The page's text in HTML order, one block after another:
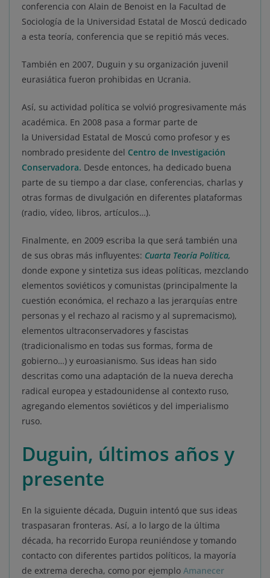
conferencia con Alain de Benoist en la Facultad de
Sociología de la Universidad Estatal de Moscú dedicado
a esta teoría, conferencia que se repitió más veces.
También en 2007, Duguin y su organización juvenil
eurasiática fueron prohibidas en Ucrania.
Así, su actividad política se volvió progresivamente más
académica. En 2008 pasa a formar parte de
la Universidad Estatal de Moscú como profesor y es
nombrado presidente del Centro de Investigación
Conservadora. Desde entonces, ha dedicado buena
parte de su tiempo a dar clase, conferencias, charlas y
otras formas de divulgación en diferentes plataformas
(radio, vídeo, libros, artículos…).
Finalmente, en 2009 escriba la que será también una
de sus obras más influyentes: Cuarta Teoría Política,
donde expone y sintetiza sus ideas políticas, mezclando
elementos soviéticos y comunistas (principalmente la
cuestión económica, el rechazo a las jerarquías entre
personas y el rechazo al racismo y al supremacismo),
elementos ultraconservadores y fascistas
(tradicionalismo en todas sus formas, forma de
gobierno…) y euroasianismo. Sus ideas han sido
descritas como una adaptación de la nueva derecha
radical europea y estadounidense al contexto ruso,
agregando elementos soviéticos y del imperialismo
ruso.
Duguin, últimos años y
presente
En la siguiente década, Duguin intentó que sus ideas
traspasaran fronteras. Así, a lo largo de la última
década, ha recorrido Europa reuniéndose y tomando
contacto con diferentes partidos políticos, la mayoría
de extrema derecha, como por ejemplo Amanecer